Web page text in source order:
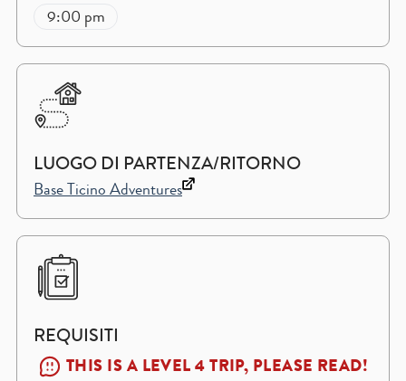
9:00 pm
LUOGO DI PARTENZA/RITORNO
Base Ticino Adventures
REQUISITI
THIS IS A LEVEL 4 TRIP, PLEASE READ!